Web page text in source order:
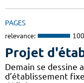
PAGES
relevance:
Projet
Demain se dessine
d’établissement